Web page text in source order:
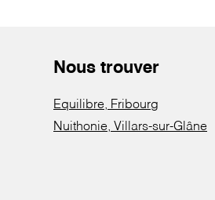
Nous trouver
Equilibre, Fribourg
Nuithonie, Villars-sur-Glâne